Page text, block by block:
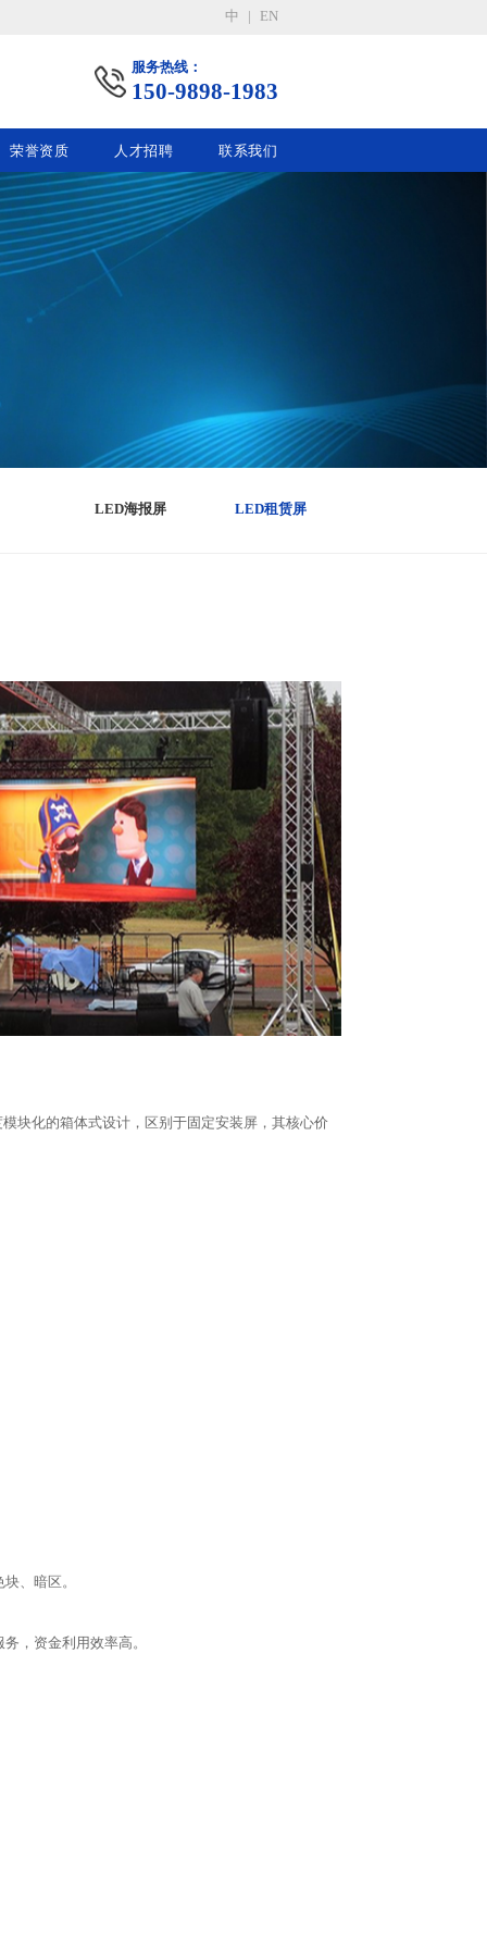
中 EN
服务热线：
150-9898-1983
荣誉资质 人才招聘 联系我们
LED海报屏 LED租赁屏
块化的箱体式设计，区别于固定安装屏，其核心价
、暗区。
，资金利用效率高。